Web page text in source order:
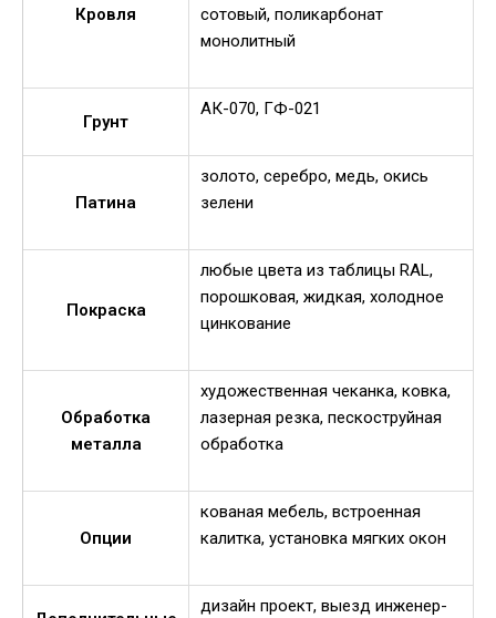
Кровля
сотовый, поликарбонат
монолитный
Грунт
АК-070, ГФ-021
Патина
золото, серебро, медь, окись
зелени
Покраска
любые цвета из таблицы RAL,
порошковая, жидкая, холодное
цинкование
Обработка
металла
художественная чеканка, ковка,
лазерная резка, пескоструйная
обработка
Опции
кованая мебель, встроенная
калитка, установка мягких окон
дизайн проект, выезд инженер-